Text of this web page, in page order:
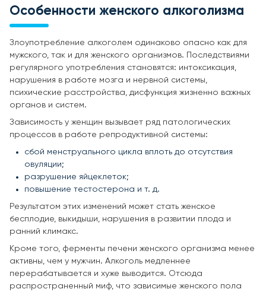
Особенности женского алкоголизма
Злоупотребление алкоголем одинаково опасно как для
мужского, так и для женского организмов. Последствиями
регулярного употребления становятся: интоксикация,
нарушения в работе мозга и нервной системы,
психические расстройства, дисфункция жизненно важных
органов и систем.
Зависимость у женщин вызывает ряд патологических
процессов в работе репродуктивной системы:
сбой менструального цикла вплоть до отсутствия
овуляции;
разрушение яйцеклеток;
повышение тестостерона и т. д.
Результатом этих изменений может стать женское
бесплодие, выкидыши, нарушения в развитии плода и
ранний климакс.
Кроме того, ферменты печени женского организма менее
активны, чем у мужчин. Алкоголь медленнее
перерабатывается и хуже выводится. Отсюда
распространенный миф, что зависимые женского пола